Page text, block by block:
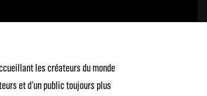
les créateurs du monde
et d’un public toujours plus